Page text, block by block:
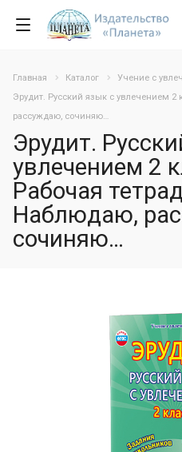
Главная Каталог
Учение с
Эрудит. Русский язык с увлечением 2
рассуждаю, сочиняю…
Эрудит.
увлечением 2
Рабочая
Наблюдаю,
сочиняю…